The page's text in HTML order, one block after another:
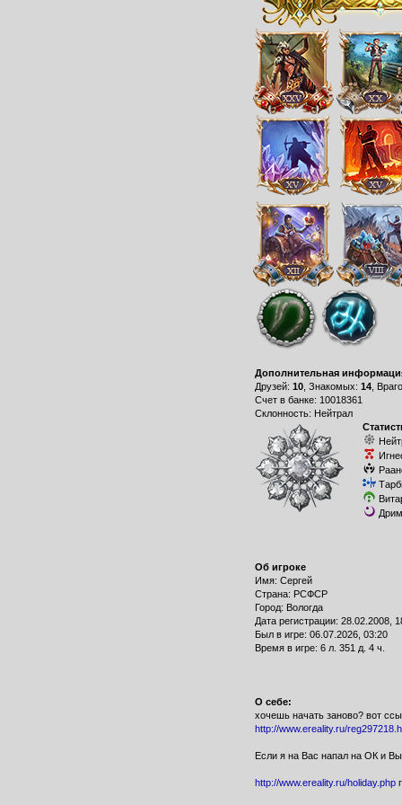
Дополнительная
Друзей: 10, Знакомых: 14,
Счет в банке: 10018361
Склонность: Нейтрал
Об игроке
Имя: Сергей
Страна: РСФСР
Город: Вологда
Дата регистрации: 28.02.2008,
Был в игре: 06.07.2026, 03:20
Время в игре: 6 л. 351 д. 4 ч.
О себе:
хочешь начать заново? вот
http://www.ereality.ru/
Если я на Вас напал на ОК и
http://www.ereality.ru/holiday.php